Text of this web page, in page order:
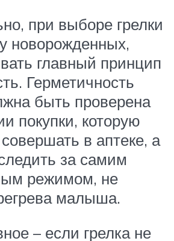
при выборе грелки
новорожденных,
главный принцип
Герметичность
быть проверена
покупки, которую
в аптеке, а
за самим
режимом, не
малыша.
– если грелка не